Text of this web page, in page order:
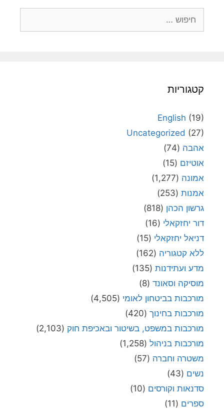
קטגוריות
English (19)
Uncategorized (27)
אהבה (74)
אוטיזם (15)
אמונה (1,277)
אמנות (253)
גרשון הכהן (818)
דור יחזקאלי (16)
דניאל יחזקאלי (15)
ללא קטגוריה (162)
מדע ועתידנות (135)
מוסיקה וסאונד (8)
מורכבות בביטחון לאומי (4,505)
מורכבות בחינוך (420)
מורכבות במשפט, בשיטור ובאכיפת חוק (2,103)
מורכבות בניהול (1,258)
משטרה וחברה (57)
נשים (43)
סדנאות וקורסים (10)
ספרים (11)